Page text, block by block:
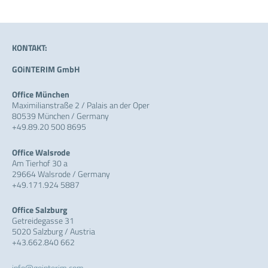
KONTAKT:
GOiNTERIM GmbH
Office München
Maximilianstraße 2 / Palais an der Oper
80539 München / Germany
+49.89.20 500 8695
Office Walsrode
Am Tierhof 30 a
29664 Walsrode / Germany
+49.171.924 5887
Office Salzburg
Getreidegasse 31
5020 Salzburg / Austria
+43.662.840 662